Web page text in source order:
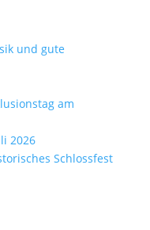
und gute
am
2026
Schlossfest